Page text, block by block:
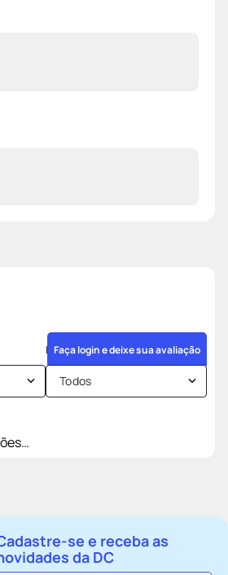
Faça login e deixe sua avaliação
Todos
se e receba as
da DC